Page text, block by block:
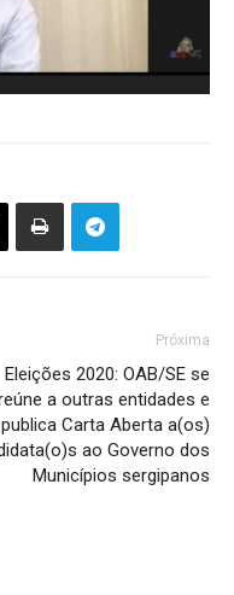
Próxima
Eleições 2020: OAB/SE se
a outras entidades e
publica Carta Aberta a(os)
ao Governo dos
Municípios sergipanos